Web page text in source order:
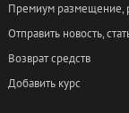
Премиум размещение,
Отправить новость,
Возврат средств
Добавить курс